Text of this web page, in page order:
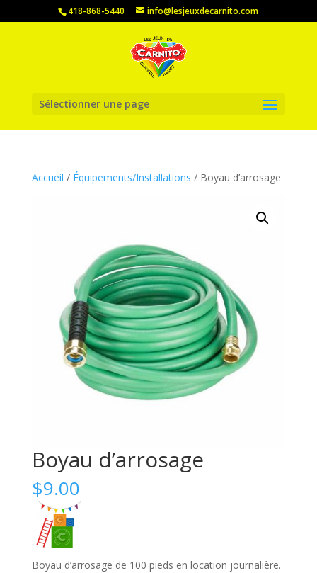
418-868-5440 info@lesjeuxdecarnito.com
Sélectionner une page
Accueil / Équipements/Installations / Boyau d’arrosage
Boyau d’arrosage
$9.00
Boyau d’arrosage de 100 pieds en location journalière.